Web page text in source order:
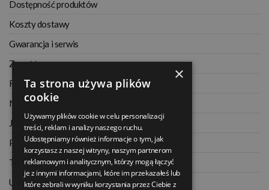
Dostępność produktów
Koszty dostawy
Gwarancja i serwis
Zwrot towaru
Regulamin
Najczęściej zadawane pytania
Jak kupować na raty
Polityka prywatności
Twoje zamówienia
Ustawienia konta
×
Ta strona używa plików
cookie
Używamy plików cookie w celu personalizacji
treści, reklam i analizy naszego ruchu.
Udostępniamy również informacje o tym, jak
korzystasz z naszej witryny, naszym partnerom
reklamowym i analitycznym, którzy mogą łączyć
je z innymi informacjami, które im przekazałeś lub
które zebrali w wyniku korzystania przez Ciebie z